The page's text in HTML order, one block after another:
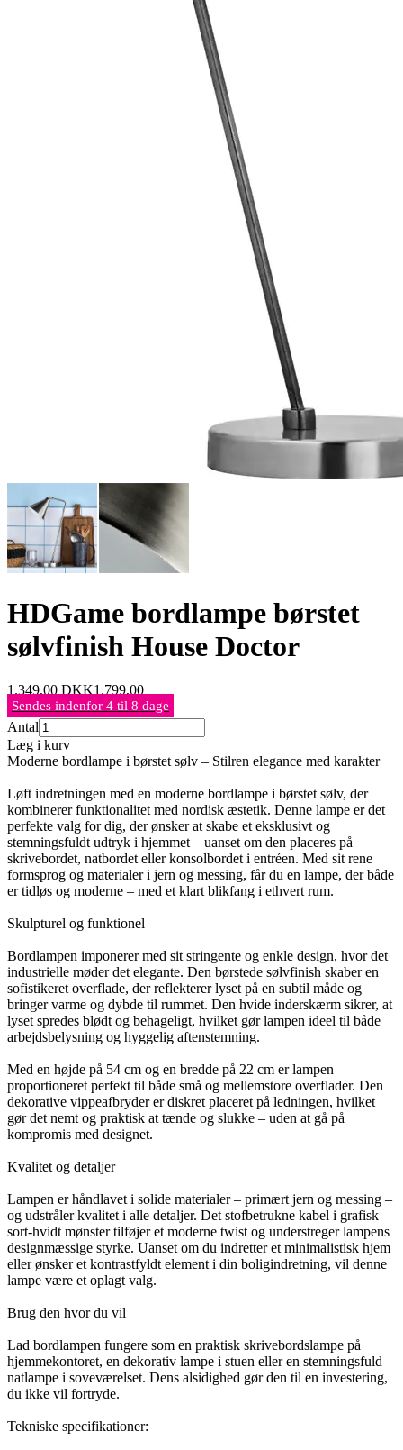
HDGame bordlampe børstet
sølvfinish House Doctor
1.349,00 DKK1.799,00
Sendes indenfor 4 til 8 dage
Antal
Læg i kurv
Moderne bordlampe i børstet sølv – Stilren elegance med karakter
Løft indretningen med en moderne bordlampe i børstet sølv, der
kombinerer funktionalitet med nordisk æstetik. Denne lampe er det
perfekte valg for dig, der ønsker at skabe et eksklusivt og
stemningsfuldt udtryk i hjemmet – uanset om den placeres på
skrivebordet, natbordet eller konsolbordet i entréen. Med sit rene
formsprog og materialer i jern og messing, får du en lampe, der både
er tidløs og moderne – med et klart blikfang i ethvert rum.
Skulpturel og funktionel
Bordlampen imponerer med sit stringente og enkle design, hvor det
industrielle møder det elegante. Den børstede sølvfinish skaber en
sofistikeret overflade, der reflekterer lyset på en subtil måde og
bringer varme og dybde til rummet. Den hvide inderskærm sikrer, at
lyset spredes blødt og behageligt, hvilket gør lampen ideel til både
arbejdsbelysning og hyggelig aftenstemning.
Med en højde på 54 cm og en bredde på 22 cm er lampen
proportioneret perfekt til både små og mellemstore overflader. Den
dekorative vippeafbryder er diskret placeret på ledningen, hvilket
gør det nemt og praktisk at tænde og slukke – uden at gå på
kompromis med designet.
Kvalitet og detaljer
Lampen er håndlavet i solide materialer – primært jern og messing –
og udstråler kvalitet i alle detaljer. Det stofbetrukne kabel i grafisk
sort-hvidt mønster tilføjer et moderne twist og understreger lampens
designmæssige styrke. Uanset om du indretter et minimalistisk hjem
eller ønsker et kontrastfyldt element i din boligindretning, vil denne
lampe være et oplagt valg.
Brug den hvor du vil
Lad bordlampen fungere som en praktisk skrivebordslampe på
hjemmekontoret, en dekorativ lampe i stuen eller en stemningsfuld
natlampe i soveværelset. Dens alsidighed gør den til en investering,
du ikke vil fortryde.
Tekniske specifikationer: